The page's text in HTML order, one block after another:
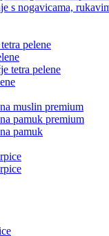
s nogavicama,
pelene
tetra pelene
muslin premium
pamuk premium
pamuk